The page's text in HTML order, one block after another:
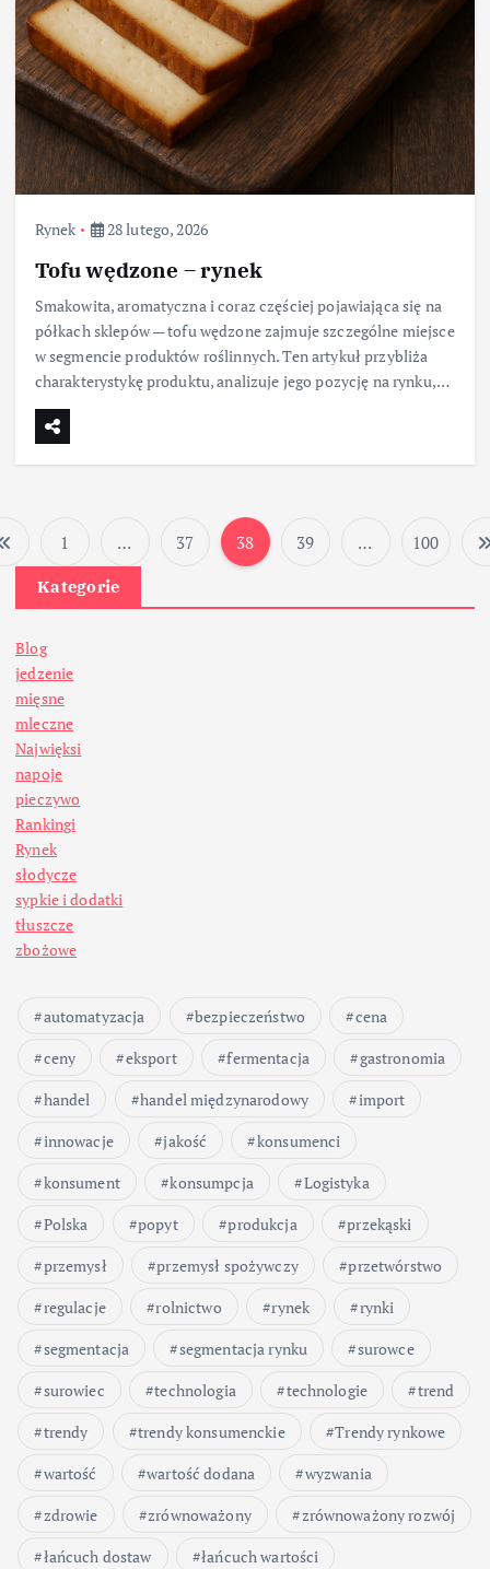
Rynek 28 lutego, 2026
Tofu wędzone – rynek
Smakowita, aromatyczna i coraz częściej pojawiająca się na
półkach sklepów — tofu wędzone zajmuje szczególne miejsce
w segmencie produktów roślinnych. Ten artykuł przybliża
charakterystykę produktu, analizuje jego pozycję na rynku,…
S
t
w
a
n
i
e
w
p
i
s
ó
w
1 … 37 38 39 … 100
Kategorie
Blog
jedzenie
mięsne
mleczne
Najwięksi
napoje
pieczywo
Rankingi
Rynek
słodycze
sypkie i dodatki
tłuszcze
zbożowe
automatyzacja bezpieczeństwo
cena
ceny
eksport fermentacja
gastronomia
handel
handel międzynarodowy
import
innowacje
jakość
konsumenci
konsument
konsumpcja
Logistyka
Polska
popyt produkcja
przekąski
przemysł
przemysł spożywczy
przetwórstwo
regulacje
rolnictwo rynek
rynki
segmentacja
segmentacja rynku
surowce
surowiec
technologia technologie
trend
trendy
trendy konsumenckie
Trendy rynkowe
wartość
wartość dodana
wyzwania
zdrowie
zrównoważony
zrównoważony rozwój
łańcuch dostaw
łańcuch wartości